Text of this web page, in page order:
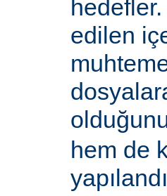
edilen
hem de